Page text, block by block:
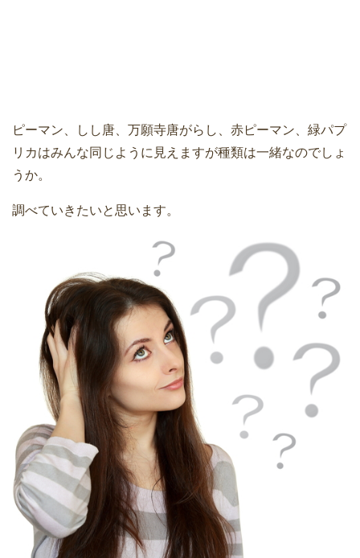
ピーマン、しし唐、万願寺唐がらし、赤ピーマン、緑パプ
リカはみんな同じように見えますが種類は一緒なのでしょ
うか。
調べていきたいと思います。